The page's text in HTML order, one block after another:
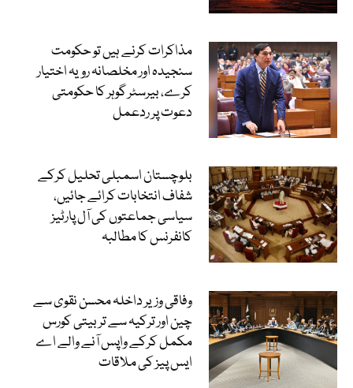
مذاکرات کرنے ہیں تو حکومت
سنجیدہ اور مخلصانہ رویہ اختیار
کرے، بیرسٹر گوہر کا حکومتی
دعوت پر ردعمل
بلوچستان اسمبلی تحلیل کرکے
شفاف انتخابات کرائے جائیں،
سیاسی جماعتوں کی آل پارٹیز
کانفرنس کا مطالبہ
وفاقی وزیر داخلہ محسن نقوی سے
چین اور ترکیہ سے تربیتی کورس
مکمل کرکے واپس آنے والے اے
ایس پیز کی ملاقات